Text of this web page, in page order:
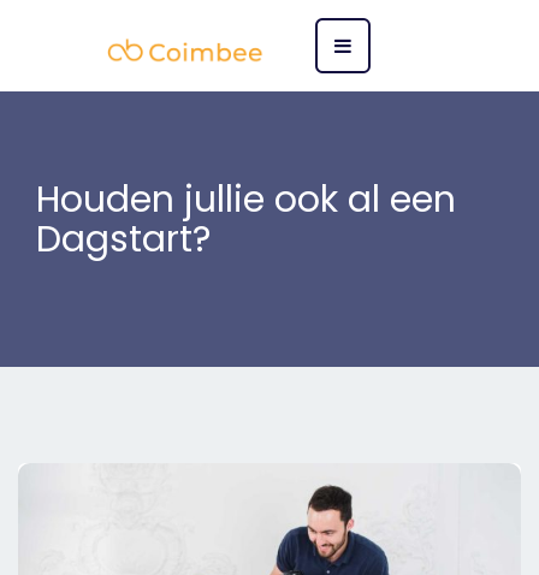
Houden jullie ook al een
Dagstart?